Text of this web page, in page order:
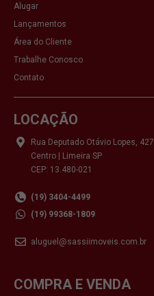
Alugar
Lançamentos
Área do Cliente
Trabalhe Conosco
Contato
LOCAÇÃO
Rua Deputado Otávio Lopes, 427
Centro | Limeira SP
CEP: 13.480-021
(19) 3404-4499
(19) 99368-1809
aluguel@sassiimoveis.com.br
COMPRA E VENDA